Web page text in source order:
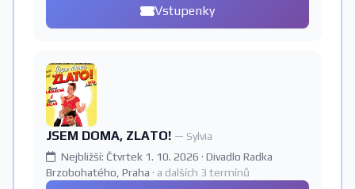
Vstupenky
JSEM DOMA, ZLATO! — Sylvia
Nejbližší: Čtvrtek 1. 10. 2026 · Divadlo Radka
Brzobohatého, Praha · a dalších 3 termínů